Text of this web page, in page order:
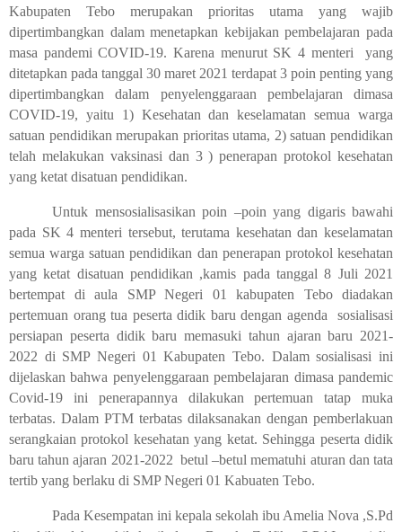
Kabupaten Tebo merupakan prioritas utama yang wajib
dipertimbangkan dalam menetapkan kebijakan pembelajaran pada
masa pandemi COVID-19. Karena menurut SK 4 menteri
yang
ditetapkan pada tanggal 30 maret 2021 terdapat 3 poin penting yang
dipertimbangkan dalam penyelenggaraan pembelajaran dimasa
COVID-19, yaitu 1) Kesehatan dan keselamatan semua warga
satuan pendidikan merupakan prioritas utama, 2) satuan pendidikan
telah melakukan vaksinasi dan 3 ) penerapan protokol kesehatan
yang ketat disatuan pendidikan.
Untuk mensosialisasikan poin –poin yang digaris bawahi
pada SK 4 menteri tersebut, terutama kesehatan dan keselamatan
semua warga satuan pendidikan dan penerapan protokol kesehatan
yang ketat disatuan pendidikan ,kamis pada tanggal 8 Juli 2021
bertempat di aula SMP Negeri 01 kabupaten Tebo diadakan
pertemuan orang tua peserta didik baru dengan agenda
sosialisasi
persiapan peserta didik baru memasuki tahun ajaran baru 2021-
2022 di SMP Negeri 01 Kabupaten Tebo. Dalam sosialisasi ini
dijelaskan bahwa penyelenggaraan pembelajaran dimasa pandemic
Covid-19 ini penerapannya dilakukan pertemuan tatap muka
terbatas. Dalam PTM terbatas dilaksanakan dengan pemberlakuan
serangkaian protokol kesehatan yang ketat. Sehingga peserta didik
baru tahun ajaran 2021-2022 betul –betul mematuhi aturan dan tata
tertib yang berlaku di SMP Negeri 01 Kabuaten Tebo.
Pada Kesempatan ini kepala sekolah ibu Amelia Nova ,S.Pd